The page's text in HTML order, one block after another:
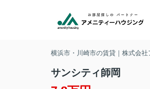
横浜市・川崎市の賃貸｜株式会
サンシティ師岡